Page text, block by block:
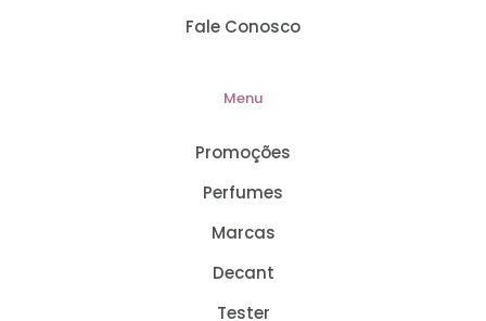
Fale Conosco
Menu
Promoções
Perfumes
Marcas
Decant
Tester